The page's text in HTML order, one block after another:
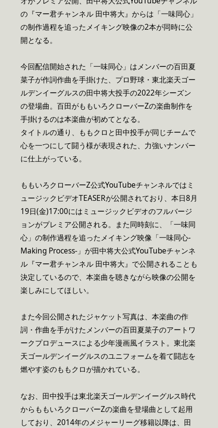
の『マー君チャンネル 田中将大』からは「一味同心」
の制作過程を追ったメイキング映像の2本が同時に公
開となる。
今回配信開始された「一味同心」はメンバーの百田夏
菜子が作詞作曲を手掛けた、プロ野球・東北楽天ゴー
ルデンイーグルスの田中将大投手の2022年シーズン
の登場曲。百田がももいろクローバーZの楽曲制作を
手掛けるのは本楽曲が初めてとなる。
タイトルの通り、ももクロと田中投手が同じチームで
心を一つにして闘う様が表現された、力強いナンバー
に仕上がっている。
ももいろクローバーZ公式YouTubeチャンネルではミ
ュージックビデオTEASERが公開されており、本日8月
19日(金)17:00にはミュージックビデオのフルバージ
ョンがプレミア公開される。また同時刻に、「一味同
心」の制作過程を追ったメイキング映像「一味同心-
Making Process-」が田中将大公式YouTubeチャンネ
ル『マー君チャンネル 田中将大』で公開されることも
決定しているので、本楽曲を聴きながら映像の公開を
楽しみにしてほしい。
また今回公開されたジャケット写真は、本楽曲の作
詞・作曲を手がけたメンバーの百田夏菜子のアートワ
ークプロデュースによる少年漫画風イラスト。東北楽
天ゴールデンイーグルスのユニフォームを着て闘志を
燃やす姿のももクロが描かれている。
なお、田中投手は東北楽天ゴールデンイーグルス時代
からももいろクローバーZの楽曲を登場曲として起用
しており、2014年のメジャーリーグ移籍以降は、田